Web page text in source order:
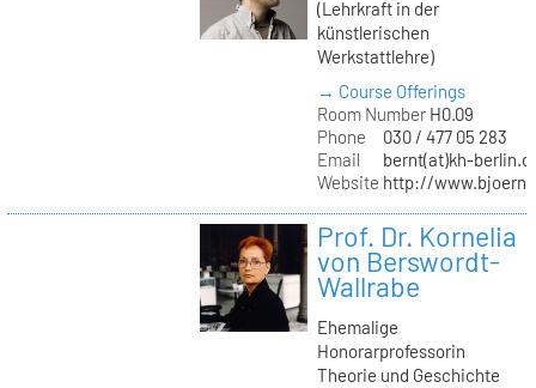
(Lehrkraft in der
künstlerischen
Werkstattlehre)
→ Course Offerings
Room NumberH0.09
Phone
030 / 477 05 283
Email
bernt(at)kh-
Website http://
Prof. Dr. Kornelia
von Berswordt-
Wallrabe
Ehemalige
Honorarprofessorin
Theorie und Geschichte